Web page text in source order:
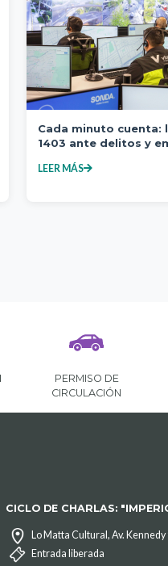
Cada minuto cuenta:
1403 ante delitos y
LEER MÁS
PRIMEROS
PASOS
CICLO DE CHARLAS:
Lo Matta Cultural, Av.
Entrada liberada